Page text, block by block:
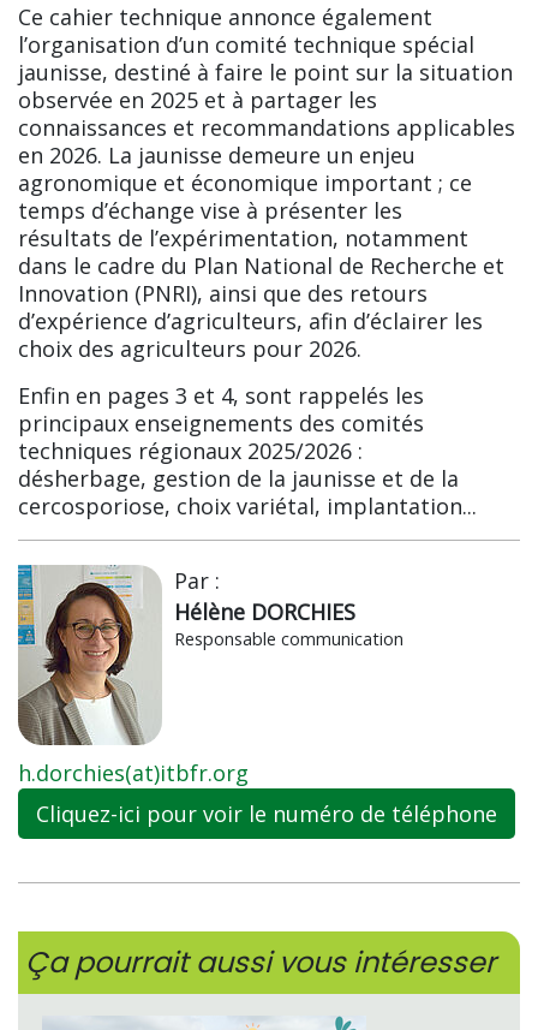
Ce cahier technique annonce également
l’organisation d’un comité technique spécial
jaunisse, destiné à faire le point sur la situation
observée en 2025 et à partager les
connaissances et recommandations applicables
en 2026. La jaunisse demeure un enjeu
agronomique et économique important ; ce
temps d’échange vise à présenter les
résultats de l’expérimentation, notamment
dans le cadre du Plan National de Recherche et
Innovation (PNRI), ainsi que des retours
d’expérience d’agriculteurs, afin d’éclairer les
choix des agriculteurs pour 2026.
Enfin en pages 3 et 4, sont rappelés les
principaux enseignements des comités
techniques régionaux 2025/2026 :
désherbage, gestion de la jaunisse et de la
cercosporiose, choix variétal, implantation...
Par :
Hélène DORCHIES
Responsable communication
h.dorchies(at)itbfr.org
Cliquez-ici pour voir le numéro de téléphone
Ça pourrait aussi vous intéresser